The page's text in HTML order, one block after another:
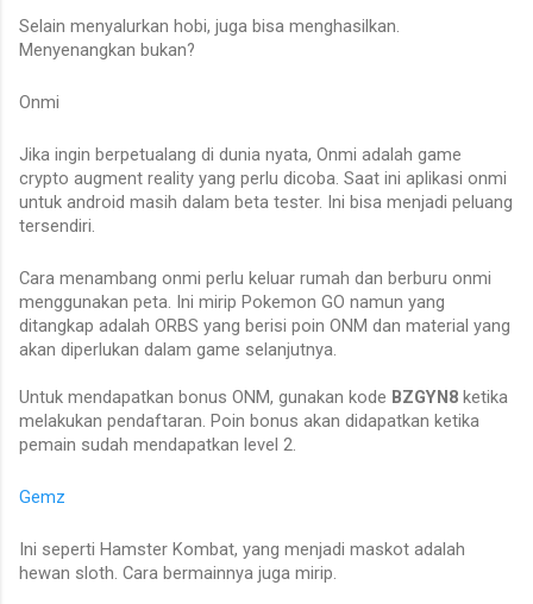
Selain menyalurkan hobi, juga bisa menghasilkan.
Menyenangkan bukan?
Onmi
Jika ingin berpetualang di dunia nyata, Onmi adalah game
crypto augment reality yang perlu dicoba. Saat ini aplikasi onmi
untuk android masih dalam beta tester. Ini bisa menjadi peluang
tersendiri.
Cara menambang onmi perlu keluar rumah dan berburu onmi
menggunakan peta. Ini mirip Pokemon GO namun yang
ditangkap adalah ORBS yang berisi poin ONM dan material yang
akan diperlukan dalam game selanjutnya.
Untuk mendapatkan bonus ONM, gunakan kode BZGYN8 ketika
melakukan pendaftaran. Poin bonus akan didapatkan ketika
pemain sudah mendapatkan level 2.
Gemz
Ini seperti Hamster Kombat, yang menjadi maskot adalah
hewan sloth. Cara bermainnya juga mirip.